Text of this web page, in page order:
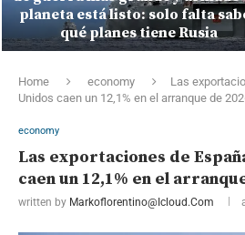
planeta está listo: solo falta
qué planes tiene Rusia
Home economy
Las
Unidos caen un 12,1% en el arranque de
economy
Las exportaciones de
caen un 12,1% en el
written by Markoflorentino@icloud.com